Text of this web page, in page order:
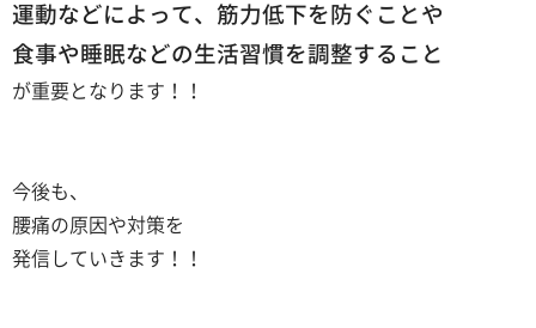
運動などによって、筋力低下を防ぐことや
食事や睡眠などの生活習慣を調整すること
が重要となります！！
今後も、
腰痛の原因や対策を
発信していきます！！